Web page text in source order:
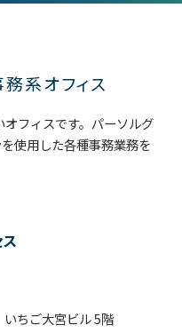
系オフィス
フィスです。パーソルグ
使用した各種事務業務を
ちご大宮ビル 5階